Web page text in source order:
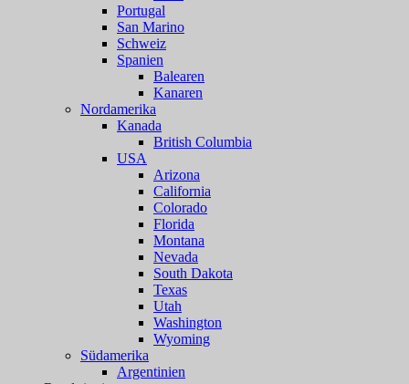
Portugal
San Marino
Schweiz
Spanien
Balearen
Kanaren
Nordamerika
Kanada
British Columbia
USA
Arizona
California
Colorado
Florida
Montana
Nevada
South Dakota
Texas
Utah
Washington
Wyoming
Südamerika
Argentinien